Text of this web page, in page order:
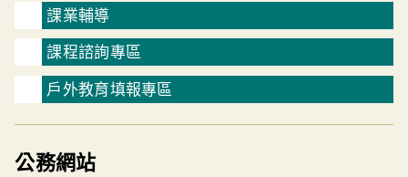
課業輔導
課程諮詢專區
戶外教育填報專區
公務網站